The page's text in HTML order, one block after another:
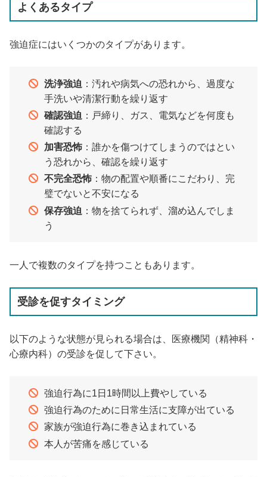
よくあるタイプ
強迫症にはいくつかのタイプがあります。
洗浄強迫 ：汚れや病気への恐れから、過度な
手洗いや清潔行動を繰り返す
確認強迫 ：戸締り、ガス、電気などを何度も
確認する
加害恐怖：誰かを傷つけてしまうのではとい
う恐れから、確認を繰り返す
不完全恐怖：物の配置や順番にこだわり、完
璧でないと不安になる
保存強迫 ：物を捨てられず、溜め込んでしま
う
一人で複数のタイプを持つこともあります。
受診を促すタイミング
以下のような状態が見られる場合は、医療機関（精神科・
心療内科）の受診を促して下さい。
強迫行為に1日1時間以上費やしている
強迫行為のために日常生活に支障が出ている
家族が強迫行為に巻き込まれている
本人が苦痛を感じている